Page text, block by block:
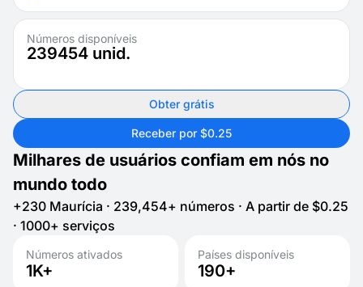
Números disponíveis
239454 unid.
Obter grátis
Receber por $0.25
Milhares de usuários confiam em nós no
mundo todo
+230 Maurícia · 239,454+ números · A partir de $0.25
· 1000+ serviços
Números ativados
1K+
Países disponíveis
190+